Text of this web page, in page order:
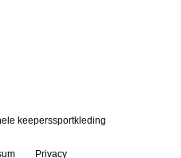
keeperssportkleding
Privacy